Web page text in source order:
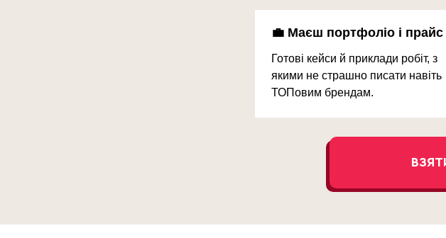
💼 Маєш портфоліо і прайс
Готові кейси й приклади робіт, з
якими не страшно писати навіть
ТОПовим брендам.